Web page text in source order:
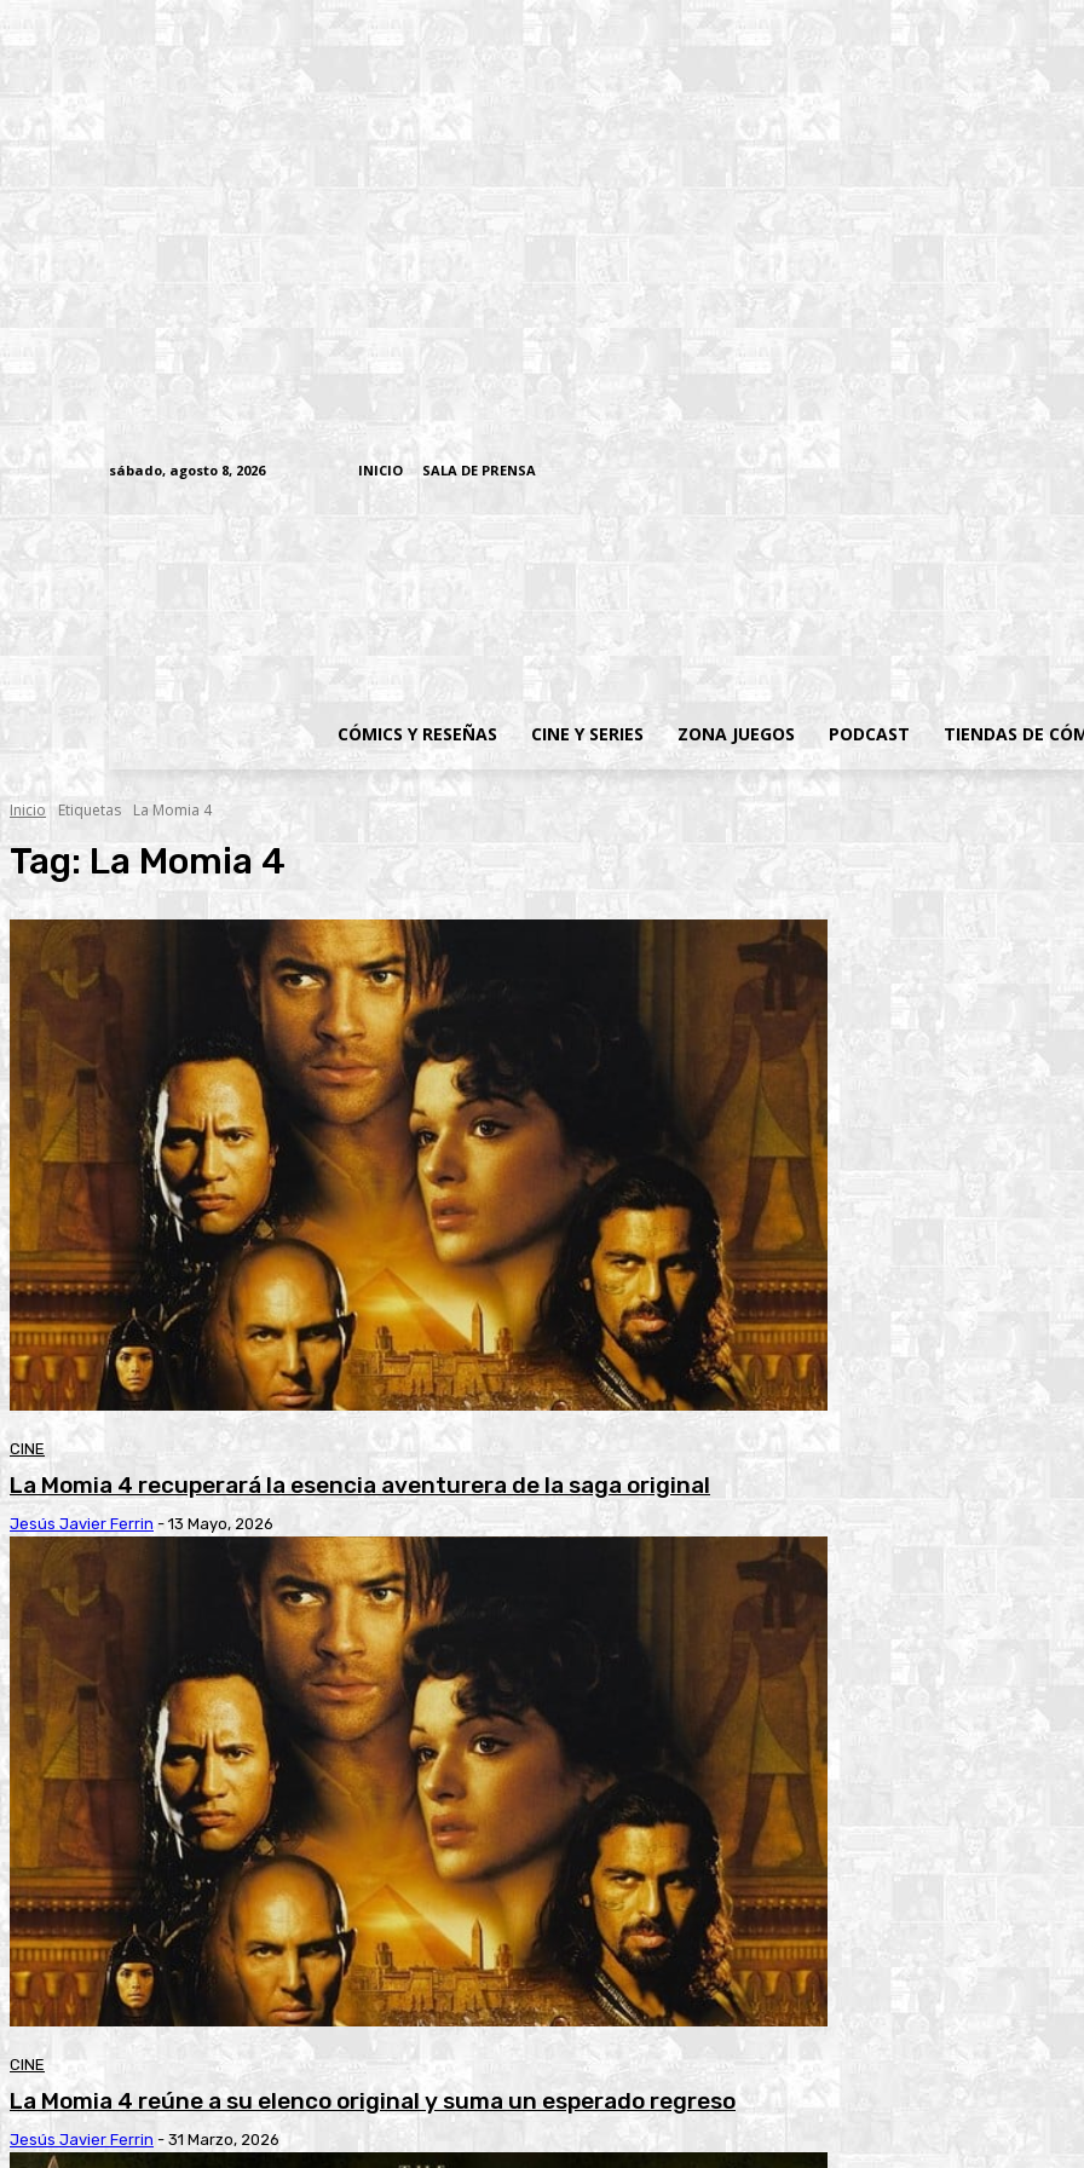
sábado, agosto 8, 2026 INICIO SALA DE PRENSA
CÓMICS Y RESEÑAS CINE Y SERIES ZONA JUEGOS PODCAST TIENDAS DE
Inicio Etiquetas La Momia 4
Tag: La Momia 4
CINE
La Momia 4 recuperará la esencia aventurera de la saga original
Jesús Javier Ferrin - 13 Mayo, 2026
CINE
La Momia 4 reúne a su elenco original y suma un esperado regreso
Jesús Javier Ferrin - 31 Marzo, 2026